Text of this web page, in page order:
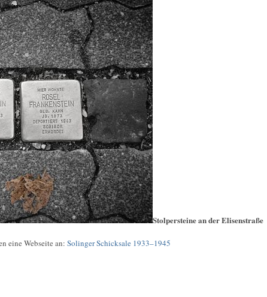
Stolpersteine an der Elisenstraße
eine Webseite an: Solinger Schicksale 1933–1945